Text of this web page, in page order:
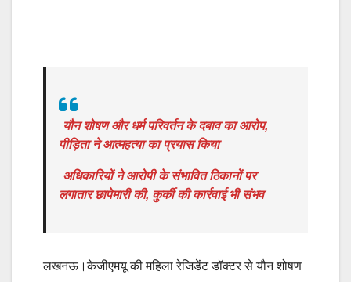
यौन शोषण और धर्म परिवर्तन के दबाव का आरोप,
पीड़िता ने आत्महत्या का प्रयास किया
अधिकारियों ने आरोपी के संभावित ठिकानों पर
लगातार छापेमारी की, कुर्की की कार्रवाई भी संभव
लखनऊ।केजीएमयू की महिला रेजिडेंट डॉक्टर से यौन शोषण